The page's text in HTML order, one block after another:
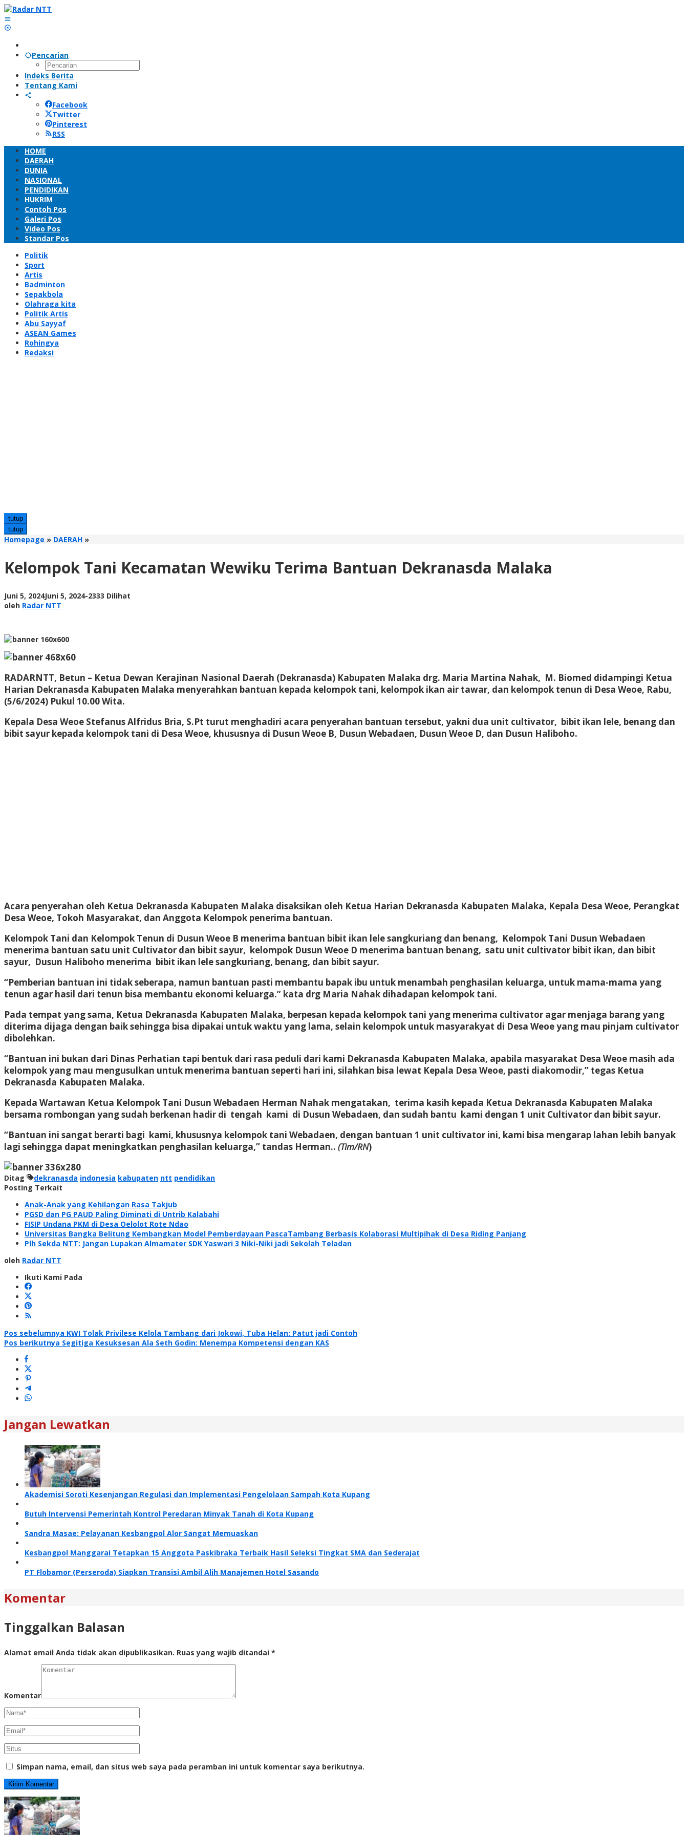
Lewati
ke
konten
Pencarian
Indeks Berita
Tentang Kami
Facebook
Twitter
Pinterest
RSS
HOME
DAERAH
DUNIA
NASIONAL
PENDIDIKAN
HUKRIM
Contoh Pos
Galeri Pos
Video Pos
Standar Pos
Politik
Sport
Artis
Badminton
Sepakbola
Olahraga kita
Politik Artis
Abu Sayyaf
ASEAN Games
Rohingya
Redaksi
tutup
tutup
Homepage » DAERAH »Kelompok
Wewiku
Dekranasda
Kelompok Tani Kecamatan Wewiku Terima Bantuan Dekranasda Malaka
Juni 5, 2024Juni 5, 2024oleh
-2333 Dilihat
oleh Radar NTT
RADARNTT, Betun – Ketua Dewan Kerajinan Nasional Daerah (Dekranasda) Kabupaten Malaka drg. Maria Martina Nahak, M. Biomed didampingi Ketua
Harian Dekranasda Kabupaten Malaka menyerahkan bantuan kepada kelompok tani, kelompok ikan air tawar, dan kelompok tenun di Desa Weoe, Rabu,
(5/6/2024) Pukul 10.00 Wita.
Kepala Desa Weoe Stefanus Alfridus Bria, S.Pt turut menghadiri acara penyerahan bantuan tersebut, yakni dua unit cultivator, bibit ikan lele, benang dan
bibit sayur kepada kelompok tani di Desa Weoe, khususnya di Dusun Weoe B, Dusun Webadaen, Dusun Weoe D, dan Dusun Haliboho.
Acara penyerahan oleh Ketua Dekranasda Kabupaten Malaka disaksikan oleh Ketua Harian Dekranasda Kabupaten Malaka, Kepala Desa Weoe, Perangkat
Desa Weoe, Tokoh Masyarakat, dan Anggota Kelompok penerima bantuan.
Kelompok Tani dan Kelompok Tenun di Dusun Weoe B menerima bantuan bibit ikan lele sangkuriang dan benang, Kelompok Tani Dusun Webadaen
menerima bantuan satu unit Cultivator dan bibit sayur, kelompok Dusun Weoe D menerima bantuan benang, satu unit cultivator bibit ikan, dan bibit
sayur, Dusun Haliboho menerima bibit ikan lele sangkuriang, benang, dan bibit sayur.
“Pemberian bantuan ini tidak seberapa, namun bantuan pasti membantu bapak ibu untuk menambah penghasilan keluarga, untuk mama-mama yang
tenun agar hasil dari tenun bisa membantu ekonomi keluarga.” kata drg Maria Nahak dihadapan kelompok tani.
Pada tempat yang sama, Ketua Dekranasda Kabupaten Malaka, berpesan kepada kelompok tani yang menerima cultivator agar menjaga barang yang
diterima dijaga dengan baik sehingga bisa dipakai untuk waktu yang lama, selain kelompok untuk masyarakyat di Desa Weoe yang mau pinjam cultivator
dibolehkan.
“Bantuan ini bukan dari Dinas Perhatian tapi bentuk dari rasa peduli dari kami Dekranasda Kabupaten Malaka, apabila masyarakat Desa Weoe masih ada
kelompok yang mau mengusulkan untuk menerima bantuan seperti hari ini, silahkan bisa lewat Kepala Desa Weoe, pasti diakomodir,” tegas Ketua
Dekranasda Kabupaten Malaka.
Kepada Wartawan Ketua Kelompok Tani Dusun Webadaen Herman Nahak mengatakan, terima kasih kepada Ketua Dekranasda Kabupaten Malaka
bersama rombongan yang sudah berkenan hadir di tengah kami di Dusun Webadaen, dan sudah bantu kami dengan 1 unit Cultivator dan bibit sayur.
“Bantuan ini sangat berarti bagi kami, khususnya kelompok tani Webadaen, dengan bantuan 1 unit cultivator ini, kami bisa mengarap lahan lebih banyak
lagi sehingga dapat meningkatkan penghasilan keluarga,” tandas Herman.. (Tim/RN)
Ditag dekranasda indonesia kabupaten ntt pendidikan
Posting Terkait
Anak-Anak yang Kehilangan Rasa Takjub
PGSD dan PG PAUD Paling Diminati di Untrib Kalabahi
FISIP Undana PKM di Desa Oelolot Rote Ndao
Universitas Bangka Belitung Kembangkan Model Pemberdayaan PascaTambang Berbasis Kolaborasi Multipihak di Desa Riding Panjang
Plh Sekda NTT: Jangan Lupakan Almamater SDK Yaswari 3 Niki-Niki jadi Sekolah Teladan
oleh Radar NTT
Ikuti Kami Pada
Navigasi
pos
Pos sebelumnya KWI Tolak Privilese Kelola Tambang dari Jokowi, Tuba Helan: Patut jadi Contoh
Pos berikutnya Segitiga Kesuksesan Ala Seth Godin: Menempa Kompetensi dengan KAS
Jangan Lewatkan
Akademisi Soroti Kesenjangan Regulasi dan Implementasi Pengelolaan Sampah Kota Kupang
Butuh Intervensi Pemerintah Kontrol Peredaran Minyak Tanah di Kota Kupang
Sandra Masae: Pelayanan Kesbangpol Alor Sangat Memuaskan
Kesbangpol Manggarai Tetapkan 15 Anggota Paskibraka Terbaik Hasil Seleksi Tingkat SMA dan Sederajat
PT Flobamor (Perseroda) Siapkan Transisi Ambil Alih Manajemen Hotel Sasando
Komentar
Tinggalkan Balasan
Alamat email Anda tidak akan dipublikasikan. Ruas yang wajib ditandai *
Komentar
Simpan nama, email, dan situs web saya pada peramban ini untuk komentar saya berikutnya.